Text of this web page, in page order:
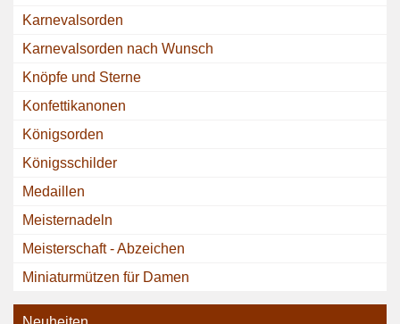
Karnevalsorden
Karnevalsorden nach Wunsch
Knöpfe und Sterne
Konfettikanonen
Königsorden
Königsschilder
Medaillen
Meisternadeln
Meisterschaft - Abzeichen
Miniaturmützen für Damen